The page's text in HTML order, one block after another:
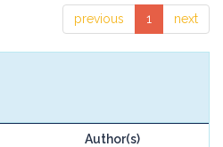
previous 1 next
Author(s)